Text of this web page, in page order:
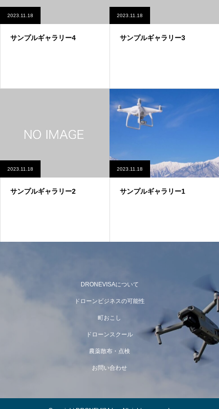
2023.11.18
サンプルギャラリー4
2023.11.18
サンプルギャラリー3
2023.11.18
サンプルギャラリー2
2023.11.18
サンプルギャラリー1
DRONEVISAについて
ドローンビジネスの可能性
町おこし
ドローンスクール
農薬散布・点検
お問い合わせ